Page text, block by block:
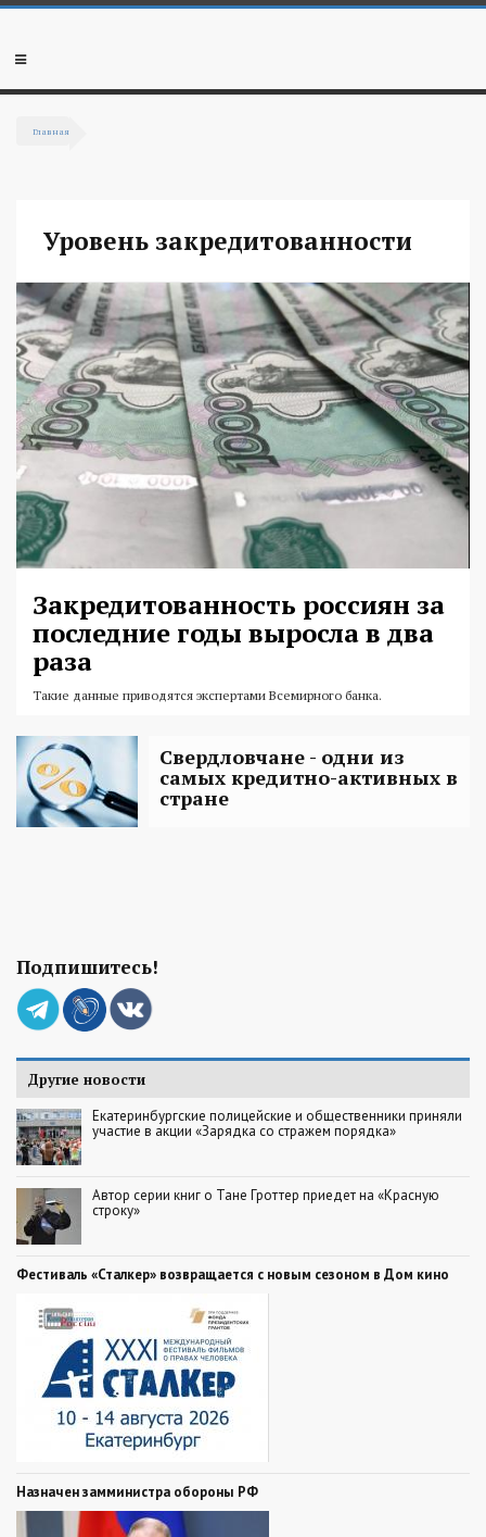
Перейти к основному содержанию
Мобильное
Главная
Уровень закредитованности
Закредитованность россиян за
последние годы выросла в два
раза
Такие данные приводятся экспертами Всемирного банка.
Свердловчане - одни из
самых кредитно-активных в
стране
Подпишитесь!
Другие новости
Екатеринбургские полицейские и общественники приняли
участие в акции «Зарядка со стражем порядка»
Автор серии книг о Тане Гроттер приедет на «Красную
строку»
Фестиваль «Сталкер» возвращается с новым сезоном в Дом кино
Назначен замминистра обороны РФ